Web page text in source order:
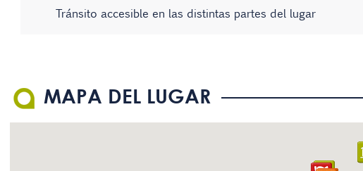
Tránsito accesible en las distintas partes del lugar
El personal conoce la Lengua de Signos Española (LSE)
MAPA DEL LUGAR